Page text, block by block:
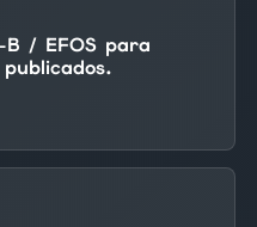
B / EFOS para